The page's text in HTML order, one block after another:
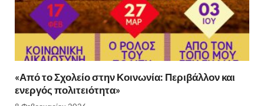
«Από το Σχολείο στην Κοινωνία: Περιβάλλον και
ενεργός πολιτειότητα»